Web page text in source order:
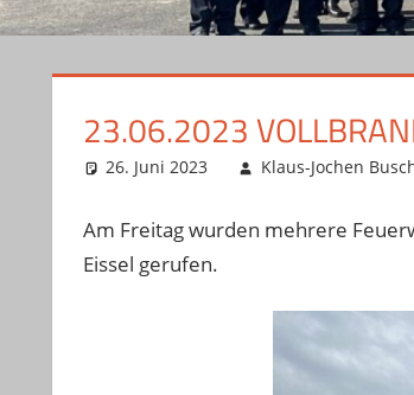
23.06.2023
26. Juni 2023 Klaus-Jochen
Am Freitag wurden mehrere
Eissel gerufen.